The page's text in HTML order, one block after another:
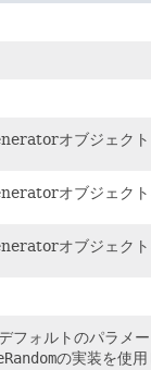
オブジェクト
オブジェクト
オブジェクト
フォルトのパラメ
の実装を使用